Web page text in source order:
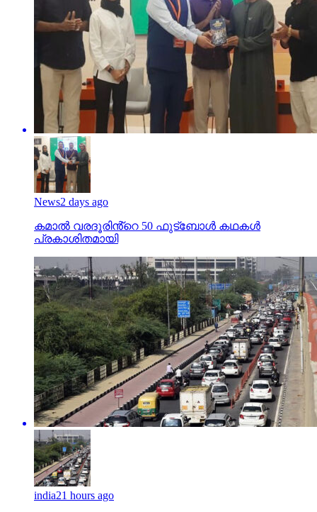
News2 days ago
കമാൽ വരദൂരിൻ്റെ 50 ഫുട്ബോൾ കഥകൾ
പ്രകാശിതമായി
india21 hours ago